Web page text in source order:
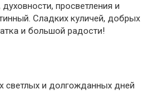
просветления и
Сладких куличей, добрых
и большой радости!
светлых и долгожданных дней